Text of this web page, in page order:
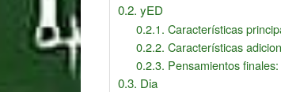
yED
Características
Características
Pensamientos finales:
Dia